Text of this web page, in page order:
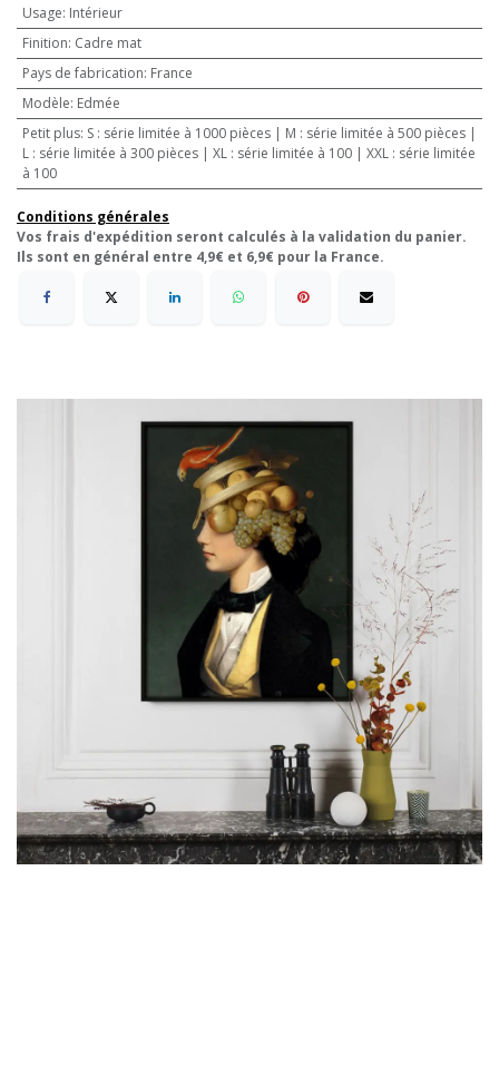
Usage: Intérieur
Finition: Cadre mat
Pays de fabrication: France
Modèle: Edmée
Petit plus: S : série limitée à 1000 pièces | M : série limitée à 500 pièces |
L : série limitée à 300 pièces | XL : série limitée à 100 | XXL : série limitée
à 100
Conditions générales
Vos frais d'expédition seront calculés à la validation du panier.
Ils sont en général entre 4,9€ et 6,9€ pour la France.